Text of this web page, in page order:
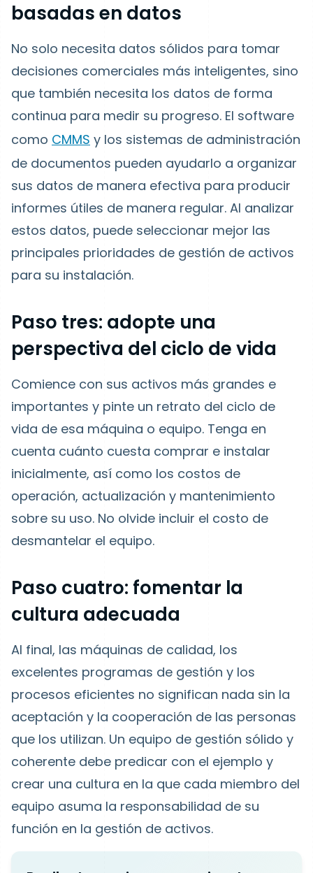
basadas en datos
No solo necesita datos sólidos para tomar
decisiones comerciales más inteligentes, sino
que también necesita los datos de forma
continua para medir su progreso. El software
como CMMS y los sistemas de administración
de documentos pueden ayudarlo a organizar
sus datos de manera efectiva para producir
informes útiles de manera regular. Al analizar
estos datos, puede seleccionar mejor las
principales prioridades de gestión de activos
para su instalación.
Paso tres: adopte una
perspectiva del ciclo de vida
Comience con sus activos más grandes e
importantes y pinte un retrato del ciclo de
vida de esa máquina o equipo. Tenga en
cuenta cuánto cuesta comprar e instalar
inicialmente, así como los costos de
operación, actualización y mantenimiento
sobre su uso. No olvide incluir el costo de
desmantelar el equipo.
Paso cuatro: fomentar la
cultura adecuada
Al final, las máquinas de calidad, los
excelentes programas de gestión y los
procesos eficientes no significan nada sin la
aceptación y la cooperación de las personas
que los utilizan. Un equipo de gestión sólido y
coherente debe predicar con el ejemplo y
crear una cultura en la que cada miembro del
equipo asuma la responsabilidad de su
función en la gestión de activos.